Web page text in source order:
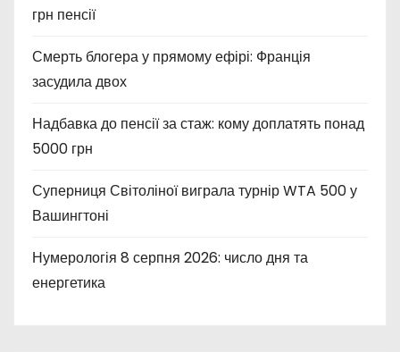
грн пенсії
Смерть блогера у прямому ефірі: Франція
засудила двох
Надбавка до пенсії за стаж: кому доплатять понад
5000 грн
Суперниця Світоліної виграла турнір WTA 500 у
Вашингтоні
Нумерологія 8 серпня 2026: число дня та
енергетика